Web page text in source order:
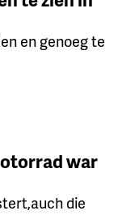
en genoeg te
war
die